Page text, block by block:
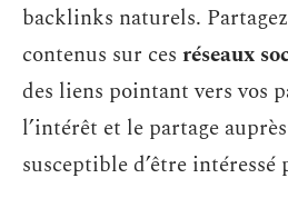
backlinks naturels.
contenus sur ces réseaux
des liens pointant vers vos
l’intérêt et le partage
susceptible d’être intéressé